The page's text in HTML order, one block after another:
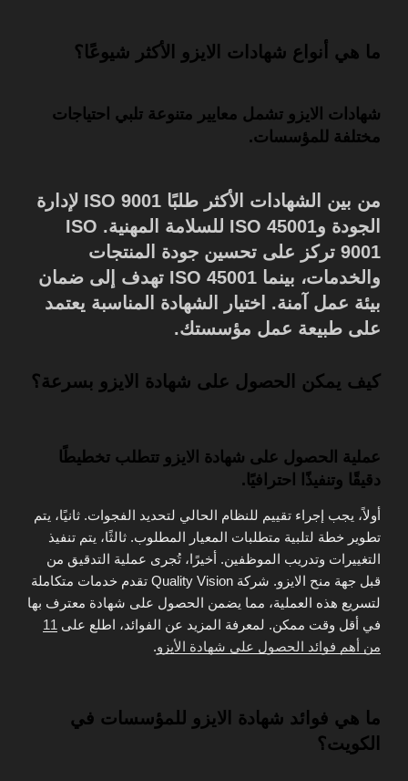
ما هي أنواع شهادات الايزو الأكثر شيوعًا؟
شهادات الايزو تشمل معايير متنوعة تلبي احتياجات
مختلفة للمؤسسات.
من بين الشهادات الأكثر طلبًا ISO 9001 لإدارة
الجودة وISO 45001 للسلامة المهنية. ISO
9001 تركز على تحسين جودة المنتجات
والخدمات، بينما ISO 45001 تهدف إلى ضمان
بيئة عمل آمنة. اختيار الشهادة المناسبة يعتمد
على طبيعة عمل مؤسستك.
كيف يمكن الحصول على شهادة الايزو بسرعة؟
عملية الحصول على شهادة الايزو تتطلب تخطيطًا
دقيقًا وتنفيذًا احترافيًا.
أولاً، يجب إجراء تقييم للنظام الحالي لتحديد الفجوات. ثانيًا، يتم
تطوير خطة لتلبية متطلبات المعيار المطلوب. ثالثًا، يتم تنفيذ
التغييرات وتدريب الموظفين. أخيرًا، تُجرى عملية التدقيق من
قبل جهة منح الايزو. شركة Quality Vision تقدم خدمات متكاملة
لتسريع هذه العملية، مما يضمن الحصول على شهادة معترف بها
في أقل وقت ممكن. لمعرفة المزيد عن الفوائد، اطلع على 11
من أهم فوائد الحصول على شهادة الأيزو.
ما هي فوائد شهادة الايزو للمؤسسات في
الكويت؟